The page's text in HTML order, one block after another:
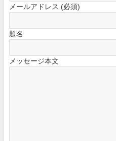
メールアドレス (必須)
題名
メッセージ本文